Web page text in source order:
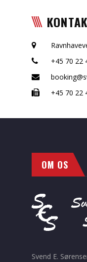
+45 70 22
+45 70 22
OM OS
Svend E.